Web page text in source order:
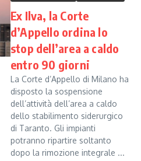
Ex Ilva, la Corte
d’Appello ordina lo
stop dell’area a caldo
entro 90 giorni
La Corte d’Appello di Milano ha
disposto la sospensione
dell’attività dell’area a caldo
dello stabilimento siderurgico
di Taranto. Gli impianti
potranno ripartire soltanto
dopo la rimozione integrale ...